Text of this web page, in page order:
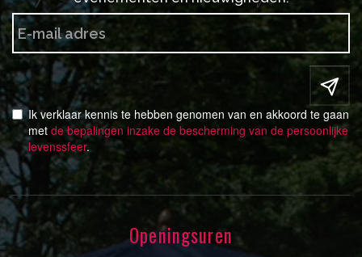
Ik verklaar kennis te hebben genomen van en akkoord te gaan
met de bepalingen inzake de bescherming van de persoonlijke
levenssfeer.
Openingsuren